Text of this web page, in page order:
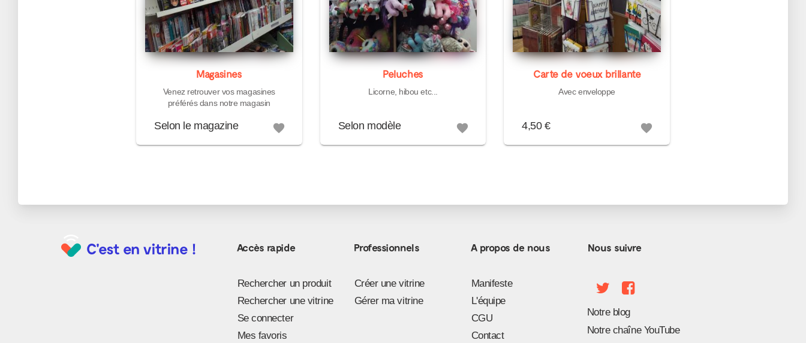
Magasines
Venez retrouver vos magasines
préférés dans notre magasin
Selon le magazine favorite
Peluches
Licorne, hibou etc...
Selon modèle favorite
Carte de voeux brillante
Avec enveloppe
4,50 € favorite
C'est en vitrine ! Accès rapide
Rechercher un produit
Rechercher une vitrine
Se connecter
Mes favoris
Professionnels
Créer une vitrine
Gérer ma vitrine
A propos de nous
Manifeste
L'équipe
CGU
Contact
Nous suivre
Notre blog
Notre chaîne YouTube